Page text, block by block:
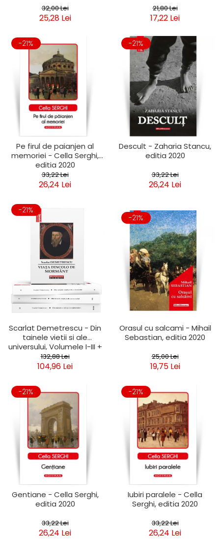
32,00 Lei
25,28 Lei
21,80 Lei
17,22 Lei
-21%
Pe firul de paianjen al
memoriei - Cella Serghi,
editia 2020
33,22 Lei
26,24 Lei
-21%
Descult - Zaharia Stancu,
editia 2020
33,22 Lei
26,24 Lei
-21%
Scarlat Demetrescu - Din
tainele vietii si ale
universului, Volumele I-III +
Viata dincolo de mormant
132,88 Lei
104,96 Lei
-21%
Orasul cu salcami - Mihail
Sebastian, editia 2020
25,00 Lei
19,75 Lei
-21%
Gentiane - Cella Serghi,
editia 2020
33,22 Lei
26,24 Lei
-21%
Iubiri paralele - Cella
Serghi, editia 2020
33,22 Lei
26,24 Lei